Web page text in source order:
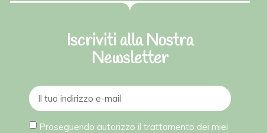
Iscriviti alla Nostra
Newsletter
Proseguendo autorizzo il trattamento dei miei